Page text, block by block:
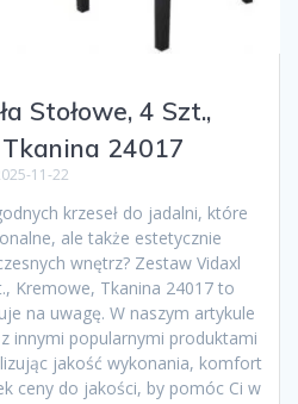
Stołowe, 4 Szt.,
24017
11-22
krzeseł do jadalni, które
ale także estetycznie
wnętrz? Zestaw Vidaxl
Kremowe, Tkanina 24017 to
na uwagę. W naszym artykule
innymi popularnymi produktami
jakość wykonania, komfort
ceny do jakości, by pomóc Ci w